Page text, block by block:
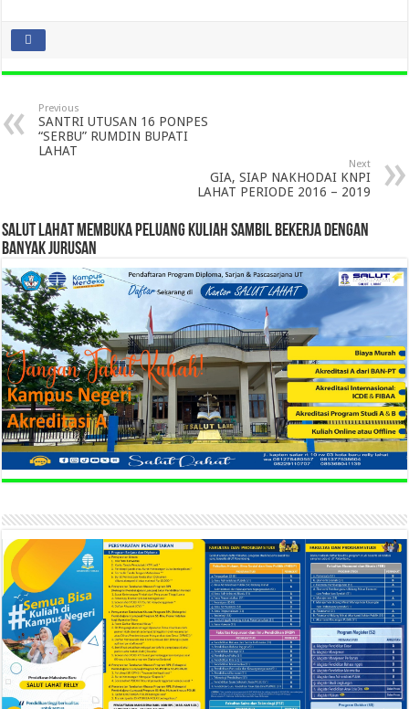
Previous
SANTRI UTUSAN 16 PONPES
“SERBU” RUMDIN BUPATI
LAHAT
Next
GIA, SIAP NAKHODAI KNPI
LAHAT PERIODE 2016 – 2019
SALUT LAHAT MEMBUKA PELUANG KULIAH SAMBIL BEKERJA DENGAN
BANYAK JURUSAN